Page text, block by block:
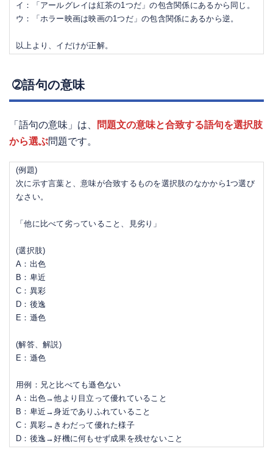
イ：「アールグレイは紅茶の1つだ」の包含関係にあるから同じ。
ウ：「ホラー映画は映画の1つだ」の包含関係にあるから逆。
以上より、イだけが正解。
➁語句の意味
「語句の意味」は、
問題文の意味と合致する語句を選択肢
から選ぶ問題です。
(例題)
次に示す言葉と、意味が合致するものを選択肢のなかから1つ選び
なさい。
「他に比べて劣っていること、見劣り」
(選択肢)
A：出色
B：卑近
C：異彩
D：後逸
E：遜色
(解答、解説)
E：遜色
用例：兄と比べても遜色ない
A：出色→他より目立って優れていること
B：卑近→身近でありふれていること
C：異彩→きわだって優れた様子
D：後逸→好機に何もせず成果を残せないこと